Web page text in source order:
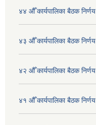
४४ औँ कार्यपालिका बैठक निर्णय
४३ औँ कार्यपालिका बैठक निर्णय
४२ औँ कार्यपालिका बैठक निर्णय
४१ औँ कार्यपालिका बैठक निर्णय